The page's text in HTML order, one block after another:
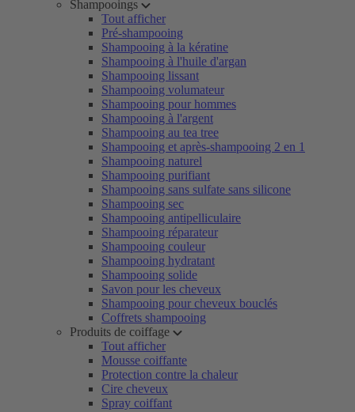
Shampooings
Tout afficher
Pré-shampooing
Shampooing à la kératine
Shampooing à l'huile d'argan
Shampooing lissant
Shampooing volumateur
Shampooing pour hommes
Shampooing à l'argent
Shampooing au tea tree
Shampooing et après-shampooing 2 en 1
Shampooing naturel
Shampooing purifiant
Shampooing sans sulfate sans silicone
Shampooing sec
Shampooing antipelliculaire
Shampooing réparateur
Shampooing couleur
Shampooing hydratant
Shampooing solide
Savon pour les cheveux
Shampooing pour cheveux bouclés
Coffrets shampooing
Produits de coiffage
Tout afficher
Mousse coiffante
Protection contre la chaleur
Cire cheveux
Spray coiffant